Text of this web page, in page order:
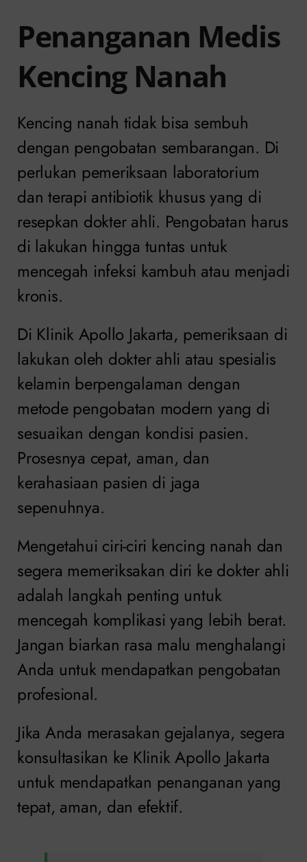
Penanganan Medis
Kencing Nanah
Kencing nanah tidak bisa sembuh
dengan pengobatan sembarangan. Di
perlukan pemeriksaan laboratorium
dan terapi antibiotik khusus yang di
resepkan dokter ahli. Pengobatan harus
di lakukan hingga tuntas untuk
mencegah infeksi kambuh atau menjadi
kronis.
Di Klinik Apollo Jakarta, pemeriksaan di
lakukan oleh dokter ahli atau spesialis
kelamin berpengalaman dengan
metode pengobatan modern yang di
sesuaikan dengan kondisi pasien.
Prosesnya cepat, aman, dan
kerahasiaan pasien di jaga
sepenuhnya.
Mengetahui ciri-ciri kencing nanah dan
segera memeriksakan diri ke dokter ahli
adalah langkah penting untuk
mencegah komplikasi yang lebih berat.
Jangan biarkan rasa malu menghalangi
Anda untuk mendapatkan pengobatan
profesional.
Jika Anda merasakan gejalanya, segera
konsultasikan ke Klinik Apollo Jakarta
untuk mendapatkan penanganan yang
tepat, aman, dan efektif.